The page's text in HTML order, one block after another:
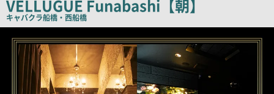
コ
ピ
ー
VELLUGUE Funabashi【朝】
キャバクラ船橋・西船橋
店